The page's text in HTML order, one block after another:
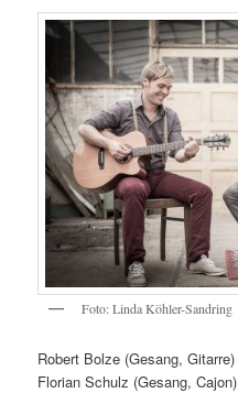
Foto: Linda Köhler-Sandring
Robert Bolze (Gesang, Gitarre)
Florian Schulz (Gesang, Cajon)